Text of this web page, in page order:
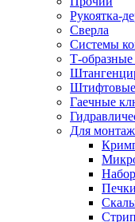
Рукоятка-
Сверла
Системы
Т-образные
Штифтовые
Гаечные
Для
Печки